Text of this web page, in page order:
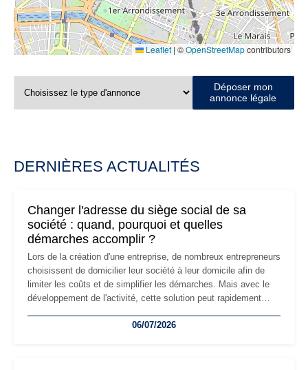
Leaflet|©OpenStreetMapcontributors
Déposer mon
annonce légale
DERNIÈRES ACTUALITÉS
Changer l'adresse du siège social de sa
société : quand, pourquoi et quelles
démarches accomplir ?
Lors de la création d'une entreprise, de nombreux entrepreneurs
choisissent de domicilier leur société à leur domicile afin de
limiter les coûts et de simplifier les démarches. Mais avec le
développement de l'activité, cette solution peut rapidement
professionnels, recrutement, image de marque… Le
06/07/2026